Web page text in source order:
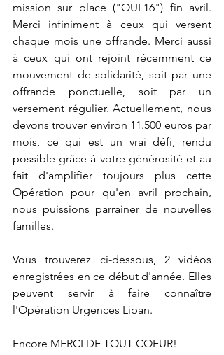
mission sur place ("OUL16") fin avril.
Merci infiniment à ceux qui versent
chaque mois une offrande. Merci aussi
à ceux qui ont rejoint récemment ce
mouvement de solidarité, soit par une
offrande ponctuelle, soit par un
versement régulier. Actuellement, nous
devons trouver environ 11.500 euros par
mois, ce qui est un vrai défi, rendu
possible grâce à votre générosité et au
fait d'amplifier toujours plus cette
Opération pour qu'en avril prochain,
nous puissions parrainer de nouvelles
familles.
Vous trouverez ci-dessous, 2 vidéos
enregistrées en ce début d'année. Elles
peuvent servir à faire connaître
l'Opération Urgences Liban.
Encore MERCI DE TOUT COEUR!